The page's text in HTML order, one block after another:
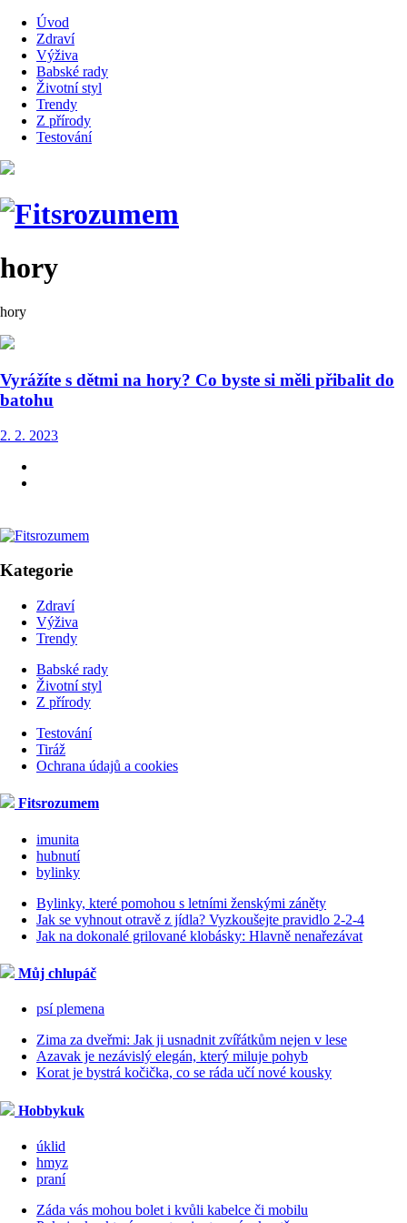
Úvod
Zdraví
Výživa
Babské rady
Životní styl
Trendy
Z přírody
Testování
hory
hory
Vyrážíte s dětmi na hory? Co byste si měli přibalit do
batohu
2. 2. 2023
Kategorie
Zdraví
Výživa
Trendy
Babské rady
Životní styl
Z přírody
Testování
Tiráž
Ochrana údajů a cookies
Fitsrozumem
imunita
hubnutí
bylinky
Bylinky, které pomohou s letními ženskými záněty
Jak se vyhnout otravě z jídla? Vyzkoušejte pravidlo 2-2-4
Jak na dokonalé grilované klobásky: Hlavně nenařezávat
Můj chlupáč
psí plemena
Zima za dveřmi: Jak ji usnadnit zvířátkům nejen v lese
Azavak je nezávislý elegán, který miluje pohyb
Korat je bystrá kočička, co se ráda učí nové kousky
Hobbykuk
úklid
hmyz
praní
Záda vás mohou bolet i kvůli kabelce či mobilu